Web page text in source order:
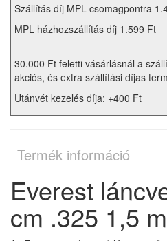
Szállítás díj MPL csomagpontra
MPL házhozszállítás díj 1.599 Ft
30.000 Ft feletti vásárlásnál a
akciós, és extra szállítási díjas
Utánvét kezelés díja: +400 Ft
Termék információ
Everest
cm .325 1,5